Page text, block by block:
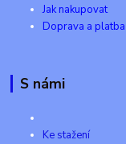
Jak nakupovat
Doprava a platba
S námi
Ke stažení